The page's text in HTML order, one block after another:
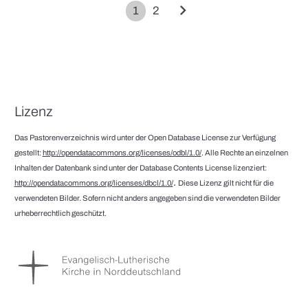
1 2 chevron_right
Lizenz
Das Pastorenverzeichnis wird unter der Open Database License zur Verfügung
gestellt:http://opendatacommons.org/licenses/odbl/1.0/. Alle Rechte an einzelnen
Inhalten der Datenbank sind unter der Database Contents License lizenziert:
http://opendatacommons.org/licenses/dbcl/1.0/. Diese Lizenz gilt nicht für die
verwendeten Bilder. Sofern nicht anders angegeben sind die verwendeten Bilder
urheberrechtlich geschützt.